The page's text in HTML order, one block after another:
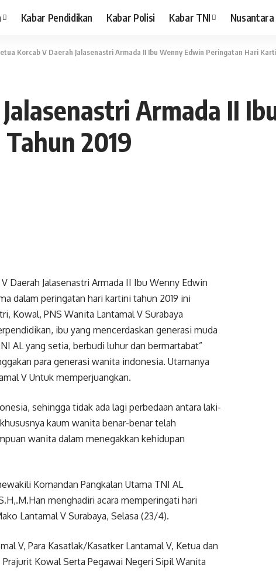
Kabar Pendidikan Kabar Polisi Kabar TNI Nusantara
Korcab V Daerah Jalasenastri Armada II Ibu Wenny Edwin Peringatan Hari
Armada II
2019
Daerah Jalasenastri Armada II Ibu Wenny Edwin
dalam peringatan hari kartini tahun 2019 ini
Kowal, PNS Wanita Lantamal V Surabaya
ibu yang mencerdaskan generasi muda
AL yang setia, berbudi luhur dan bermartabat”
para generasi wanita indonesia. Utamanya
V Untuk memperjuangkan.
sehingga tidak ada lagi perbedaan antara laki-
kaum wanita benar-benar telah
wanita dalam menegakkan kehidupan
Komandan Pangkalan Utama TNI AL
menghadiri acara memperingati hari
Lantamal V Surabaya, Selasa (23/4).
V, Para Kasatlak/Kasatker Lantamal V, Ketua dan
Kowal Serta Pegawai Negeri Sipil Wanita